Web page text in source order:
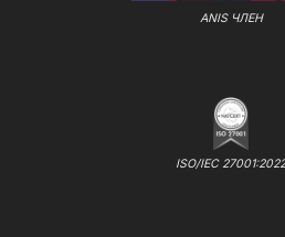
ANIS ЧЛЕН
ISO/IEC 27001:2022